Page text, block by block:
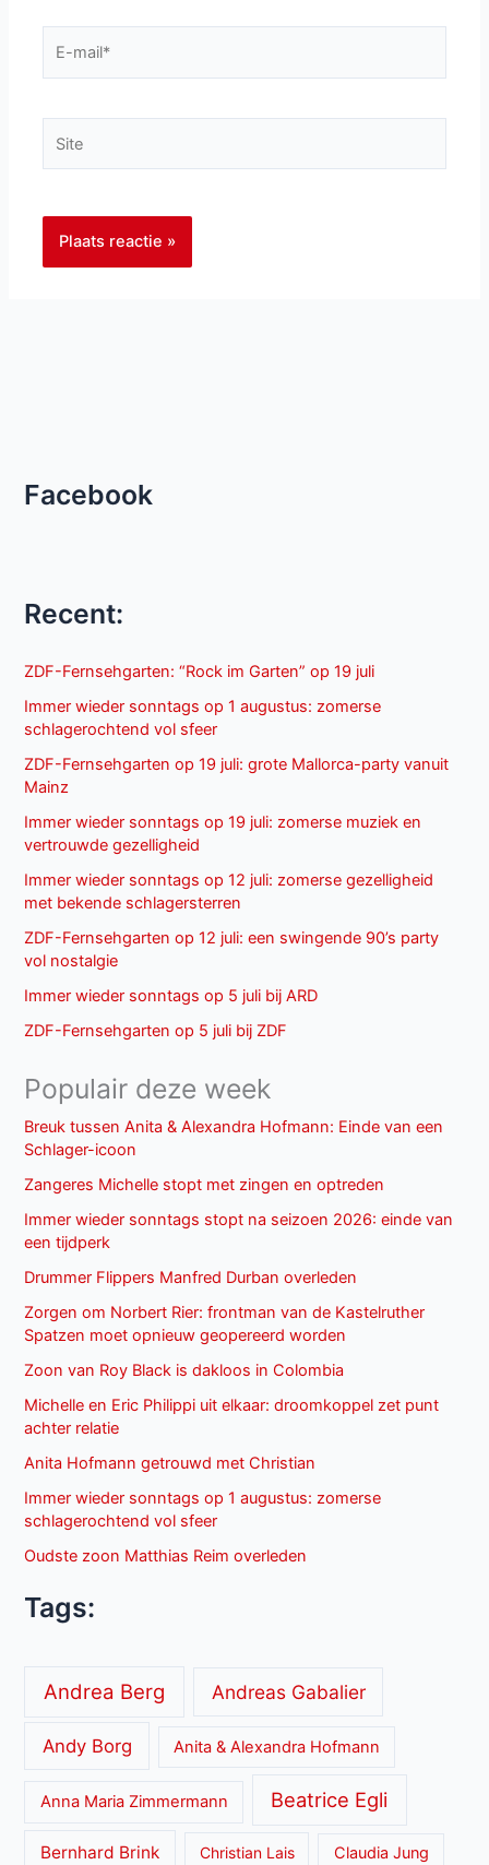
mail*
Facebook
Recent:
ZDF-Fernsehgarten: “Rock im Garten” op 19 juli
Immer wieder sonntags op 1 augustus: zomerse
schlagerochtend vol sfeer
ZDF-Fernsehgarten op 19 juli: grote Mallorca-party vanuit
Mainz
Immer wieder sonntags op 19 juli: zomerse muziek en
vertrouwde gezelligheid
Immer wieder sonntags op 12 juli: zomerse gezelligheid
met bekende schlagersterren
ZDF-Fernsehgarten op 12 juli: een swingende 90’s party
vol nostalgie
Immer wieder sonntags op 5 juli bij ARD
ZDF-Fernsehgarten op 5 juli bij ZDF
Populair deze week
Breuk tussen Anita & Alexandra Hofmann: Einde van een
Schlager-icoon
Zangeres Michelle stopt met zingen en optreden
Immer wieder sonntags stopt na seizoen 2026: einde van
een tijdperk
Drummer Flippers Manfred Durban overleden
Zorgen om Norbert Rier: frontman van de Kastelruther
Spatzen moet opnieuw geopereerd worden
Zoon van Roy Black is dakloos in Colombia
Michelle en Eric Philippi uit elkaar: droomkoppel zet punt
achter relatie
Anita Hofmann getrouwd met Christian
Immer wieder sonntags op 1 augustus: zomerse
schlagerochtend vol sfeer
Oudste zoon Matthias Reim overleden
Tags:
Andrea Berg Andreas Gabalier
Andy Borg Anita & Alexandra Hofmann
Anna Maria Zimmermann Beatrice Egli
Bernhard Brink Christian Lais Claudia Jung